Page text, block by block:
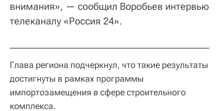
внимания», — сообщил Воробьев интервью
телеканалу «Россия 24».
Глава региона подчеркнул, что такие результаты
достигнуты в рамках программы
импортозамещения в сфере строительного
комплекса.